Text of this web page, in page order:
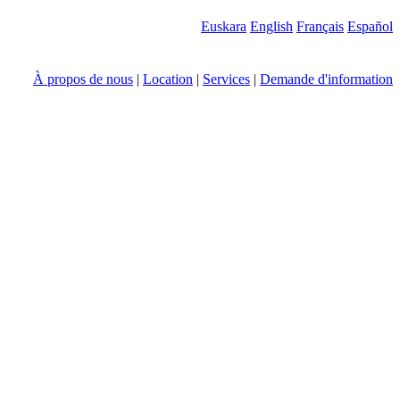
Euskara English Français Español
À propos de nous | Location | Services | Demande d'information